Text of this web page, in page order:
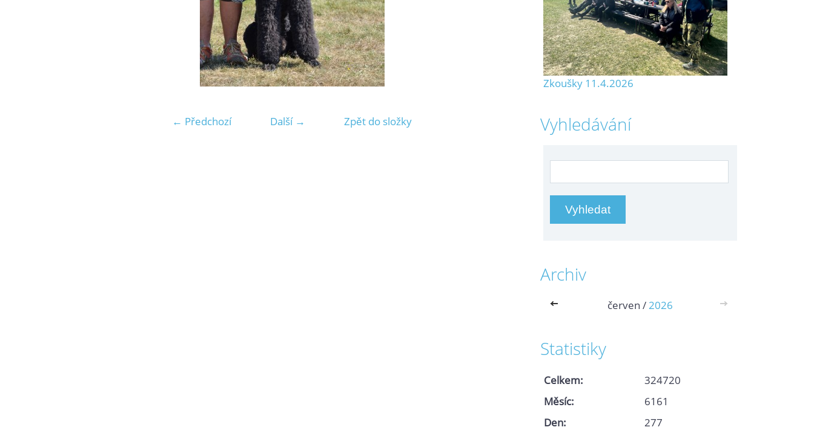
← Předchozí Další → Zpět do složky
Zkoušky 11.4.2026
Vyhledávání
Archiv
<< červen /2026 >>
Statistiky
Celkem:
324720
Měsíc:
6161
Den:
277